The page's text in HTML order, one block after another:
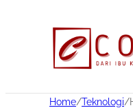
Home/Teknologi/